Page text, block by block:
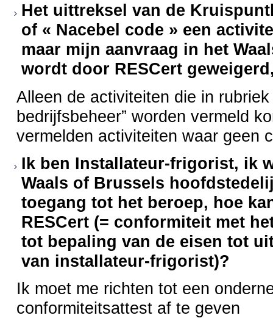
Het uittreksel van de
of « Nacebel code » een
maar mijn aanvraag in het
wordt door RESCert
Alleen de activiteiten die in
bedrijfsbeheer” worden vermeld
vermelden activiteiten waar geen
Ik ben Installateur-frigorist, ik
Waals of Brussels
toegang tot het beroep, hoe
RESCert (= conformiteit met
tot bepaling van de eisen tot
van installateur-frigorist)?
Ik moet me richten tot een
conformiteitsattest af te geven